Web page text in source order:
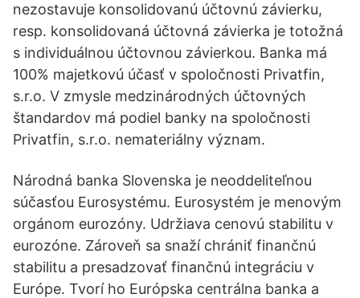
nezostavuje konsolidovanú účtovnú závierku,
resp. konsolidovaná účtovná závierka je totožná
s individuálnou účtovnou závierkou. Banka má
100% majetkovú účasť v spoločnosti Privatfin,
s.r.o. V zmysle medzinárodných účtovných
štandardov má podiel banky na spoločnosti
Privatfin, s.r.o. nemateriálny význam.
Národná banka Slovenska je neoddeliteľnou
súčasťou Eurosystému. Eurosystém je menovým
orgánom eurozóny. Udržiava cenovú stabilitu v
eurozóne. Zároveň sa snaží chrániť finančnú
stabilitu a presadzovať finančnú integráciu v
Európe. Tvorí ho Európska centrálna banka a